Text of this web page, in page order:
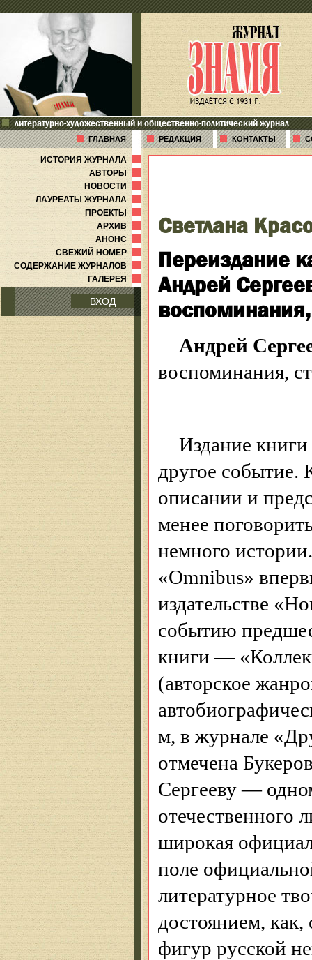
литературно-художественный и общественно-политический журнал
ГЛАВНАЯ РЕДАКЦИЯ КОНТАКТЫ
ИСТОРИЯ ЖУРНАЛА
АВТОРЫ
НОВОСТИ
ЛАУРЕАТЫ ЖУРНАЛА
ПРОЕКТЫ
АРХИВ
АНОНС
СВЕЖИЙ НОМЕР
СОДЕРЖАНИЕ ЖУРНАЛОВ
ГАЛЕРЕЯ
ВХОД
Светлана
Переиздание
Андрей
Андрей
воспоминания,
Издание
другое событие.
описании и
менее
немного
«Omnibus»
издательстве
событию
книги —
(авторское
м, в журнале
отмечена
Сергееву —
отечественного
широкая
поле
литературное
достоянием,
фигур русской